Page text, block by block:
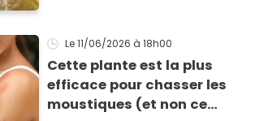
ma lotion
Le 11/06/2026 à 18h00
Cette plante est la plus
efficace pour chasser les
moustiques (et non ce